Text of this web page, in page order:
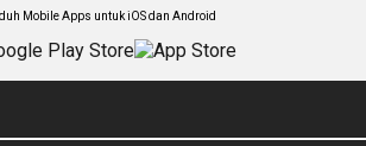
Mobile Apps untuk iOS dan Android